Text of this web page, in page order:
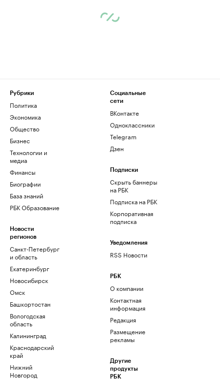
Рубрики
Политика
Экономика
Общество
Бизнес
Технологии и
медиа
Финансы
Биографии
База знаний
РБК Образование
Новости
регионов
Санкт-Петербург
и область
Екатеринбург
Новосибирск
Омск
Башкортостан
Вологодская
область
Калининград
Краснодарский
край
Нижний
Новгород
Социальные
сети
ВКонтакте
Одноклассники
Telegram
Дзен
Подписки
Скрыть баннеры
на РБК
Подписка на РБК
Корпоративная
подписка
Уведомления
RSS Новости
РБК
О компании
Контактная
информация
Редакция
Размещение
рекламы
Другие
продукты
РБК